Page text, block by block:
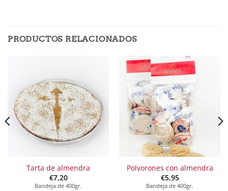
PRODUCTOS RELACIONADOS
Tarta de almendra
€7,20
Bandeja de 400gr.
Polvorones con almendra
€5,95
Bandeja de 400gr.